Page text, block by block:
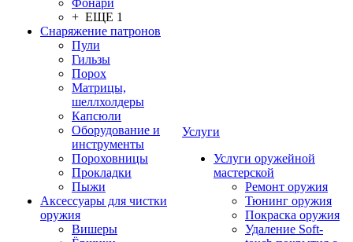
Фонари
+ ЕЩЕ 1
Снаряжение патронов
Пули
Гильзы
Порох
Матрицы,
шеллхолдеры
Капсюли
Оборудование и
инструменты
Пороховницы
Прокладки
Пыжи
Аксессуары для чистки
оружия
Вишеры
Услуги
Услуги оружейной
мастерской
Ремонт оружия
Тюнинг оружия
Покраска оружия
Удаление Soft-